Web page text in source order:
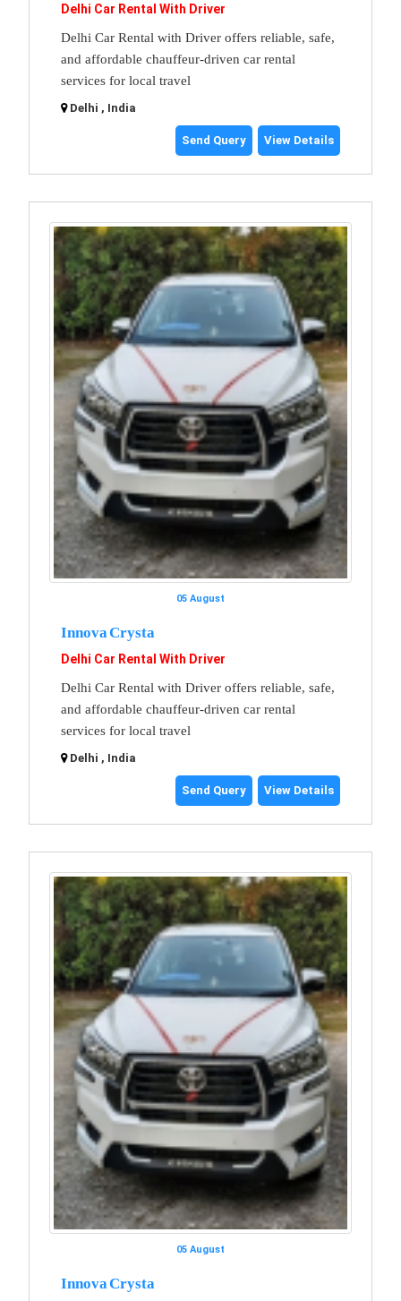
Delhi Car Rental With Driver
Delhi Car Rental with Driver offers reliable, safe,
and affordable chauffeur-driven car rental
services for local travel
Delhi , India
Send Query View Details
05 August
Innova Crysta
Delhi Car Rental With Driver
Delhi Car Rental with Driver offers reliable, safe,
and affordable chauffeur-driven car rental
services for local travel
Delhi , India
Send Query View Details
05 August
Innova Crysta